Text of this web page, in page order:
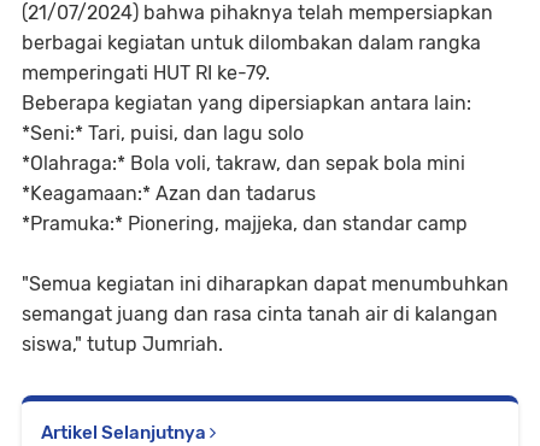
(21/07/2024) bahwa pihaknya telah mempersiapkan
berbagai kegiatan untuk dilombakan dalam rangka
memperingati HUT RI ke-79.
Beberapa kegiatan yang dipersiapkan antara lain:
*Seni:* Tari, puisi, dan lagu solo
*Olahraga:* Bola voli, takraw, dan sepak bola mini
*Keagamaan:* Azan dan tadarus
*Pramuka:* Pionering, majjeka, dan standar camp
"Semua kegiatan ini diharapkan dapat menumbuhkan
semangat juang dan rasa cinta tanah air di kalangan
siswa," tutup Jumriah.
Artikel Selanjutnya